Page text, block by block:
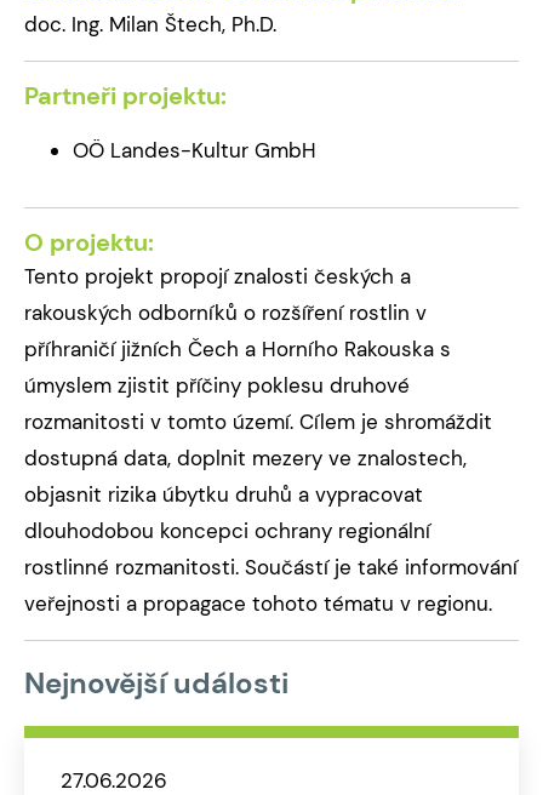
doc. Ing. Milan Štech, Ph.D.
Partneři projektu:
OÖ Landes-Kultur GmbH
O projektu:
Tento projekt propojí znalosti českých a
rakouských odborníků o rozšíření rostlin v
příhraničí jižních Čech a Horního Rakouska s
úmyslem zjistit příčiny poklesu druhové
rozmanitosti v tomto území. Cílem je shromáždit
dostupná data, doplnit mezery ve znalostech,
objasnit rizika úbytku druhů a vypracovat
dlouhodobou koncepci ochrany regionální
rostlinné rozmanitosti. Součástí je také informování
veřejnosti a propagace tohoto tématu v regionu.
Nejnovější události
27.06.2026